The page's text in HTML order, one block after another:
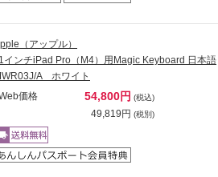
（アップル）
インチiPad Pro（M4）用Magic Keyboard 日本語
A ホワイト
価格
54,800円 (税込)
49,819円 (税別)